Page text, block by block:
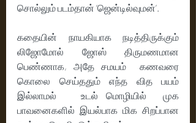
சொல்லும் படம்தான் ‘ஜென்டில்வுமன்’.
கதையின் நாயகியாக நடித்திருக்கும்
லிஜோமோல் ஜோஸ் திருமணமான
பெண்ணாக, அதே சமயம்  கணவரை
கொலை செய்ததும் எந்த வித பயம்
இல்லாமல்   உடல் மொழியில்  முக
பாவனைகளில் இயல்பாக மிக சிறப்பான